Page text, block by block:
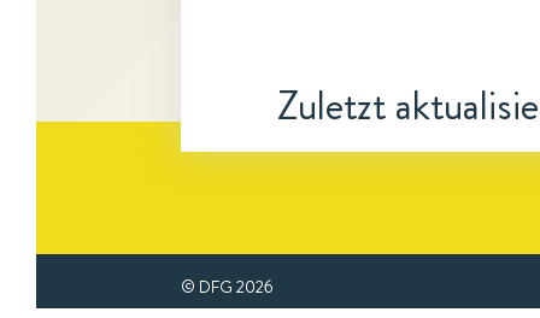
Zuletzt
© DFG 2026